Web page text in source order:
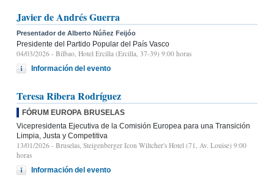
Javier de Andrés Guerra
Presentador de Alberto Núñez Feijóo
Presidente del Partido Popular del País Vasco
04/03/2026 - Bilbao, Hotel Ercilla (Ercilla, 37-39) 9:00 horas
Información del evento
Teresa Ribera Rodríguez
FÓRUM EUROPA BRUSELAS
Vicepresidenta Ejecutiva de la Comisión Europea para una Transición
Limpia, Justa y Competitiva
13/01/2026 - Bruselas, Steigenberger Icon Wiltcher's Hotel (71, Av. Louise) 9:00
horas
Información del evento